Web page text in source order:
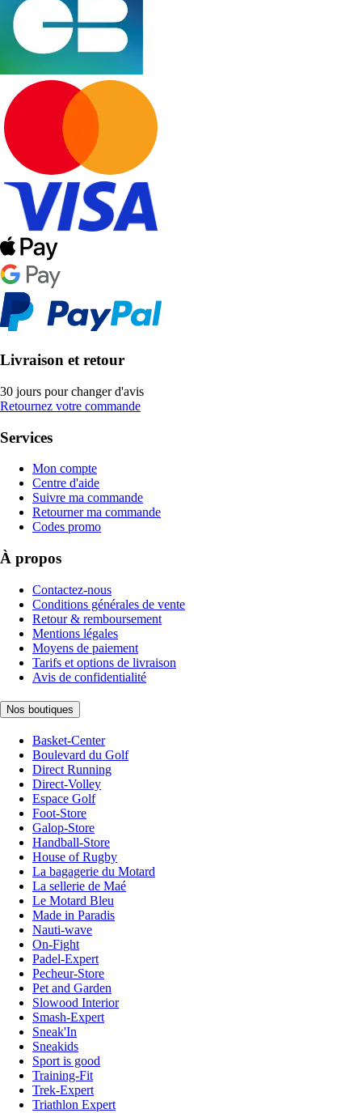
Livraison et retour
30 jours pour changer d'avis
Retournez votre commande
Services
Mon compte
Centre d'aide
Suivre ma commande
Retourner ma commande
Codes promo
À propos
Contactez-nous
Conditions générales de vente
Retour & remboursement
Mentions légales
Moyens de paiement
Tarifs et options de livraison
Avis de confidentialité
Nos boutiques
Basket-Center
Boulevard du Golf
Direct Running
Direct-Volley
Espace Golf
Foot-Store
Galop-Store
Handball-Store
House of Rugby
La bagagerie du Motard
La sellerie de Maé
Le Motard Bleu
Made in Paradis
Nauti-wave
On-Fight
Padel-Expert
Pecheur-Store
Pet and Garden
Slowood Interior
Smash-Expert
Sneak'In
Sneakids
Sport is good
Training-Fit
Trek-Expert
Triathlon Expert